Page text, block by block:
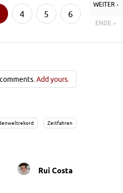
4 5 6
WEITER ›
ENDE »
Add yours.
Zeitfahren
Rui Costa